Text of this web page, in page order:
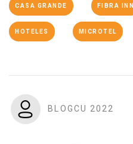
CASA GRANDE FIBRA INN
HOTELES MICROTEL
BLOGCU 2022